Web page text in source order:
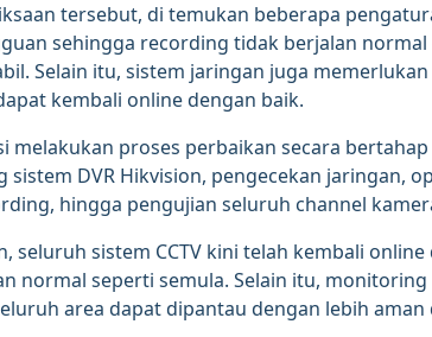
tersebut, di temukan beberapa
sehingga recording tidak berjalan normal
Selain itu, sistem jaringan juga
kembali online dengan baik.
melakukan proses perbaikan secara
sistem DVR Hikvision, pengecekan jaringan,
hingga pengujian seluruh channel
seluruh sistem CCTV kini telah kembali online
normal seperti semula. Selain itu, monitoring
area dapat dipantau dengan lebih aman